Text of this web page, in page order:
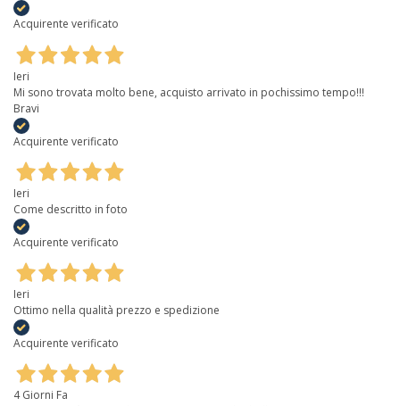
Acquirente verificato
Ieri
Mi sono trovata molto bene, acquisto arrivato in pochissimo tempo!!!
Bravi
Acquirente verificato
Ieri
Come descritto in foto
Acquirente verificato
Ieri
Ottimo nella qualità prezzo e spedizione
Acquirente verificato
4 Giorni Fa